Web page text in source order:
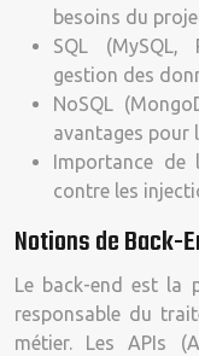
besoins du
SQL (MySQL,
gestion des
NoSQL
avantages pour
Importance de
contre les
Notions de Back-
Le back-end est la
responsable du
métier. Les APIs